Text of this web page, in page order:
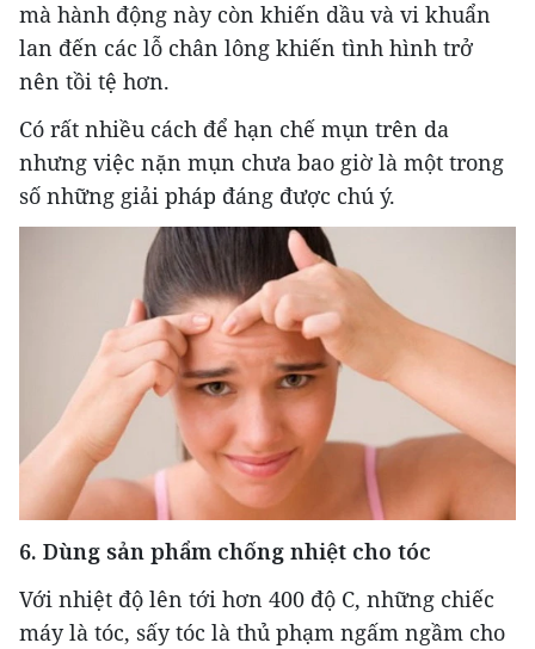
mà hành động này còn khiến dầu và vi khuẩn
lan đến các lỗ chân lông khiến tình hình trở
nên tồi tệ hơn.
Có rất nhiều cách để hạn chế mụn trên da
nhưng việc nặn mụn chưa bao giờ là một trong
số những giải pháp đáng được chú ý.
6. Dùng sản phẩm chống nhiệt cho tóc
Với nhiệt độ lên tới hơn 400 độ C, những chiếc
máy là tóc, sấy tóc là thủ phạm ngấm ngầm cho